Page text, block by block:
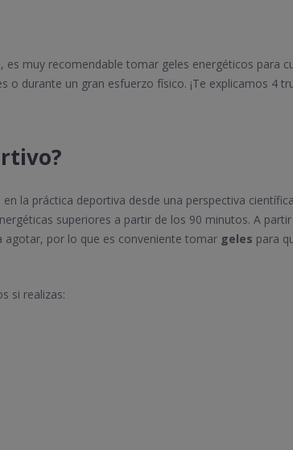
muy recomendable tomar geles energéticos para
o durante un gran esfuerzo físico. ¡Te explicamos 4
la práctica deportiva desde una perspectiva
superiores a partir de los 90 minutos. A
agotar, por lo que es conveniente tomar geles para
si realizas: